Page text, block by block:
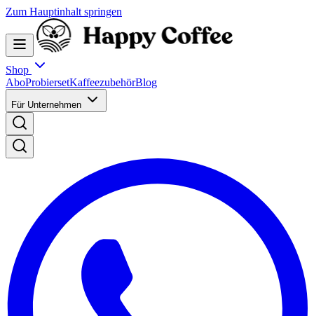
Zum Hauptinhalt springen
Shop
AboProbiersetKaffeezubehörBlog
Für Unternehmen